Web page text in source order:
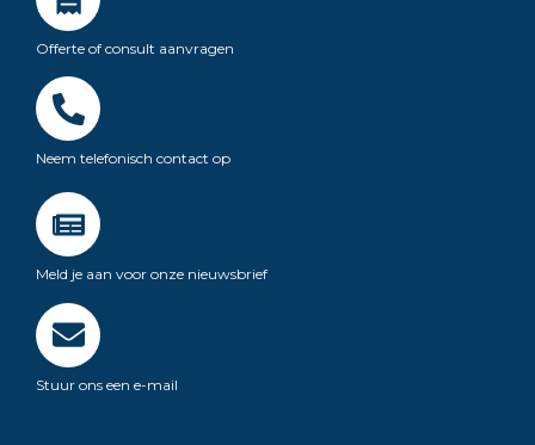
Offerte of consult aanvragen
Neem telefonisch contact op
Meld je aan voor onze nieuwsbrief
Stuur ons een e-mail